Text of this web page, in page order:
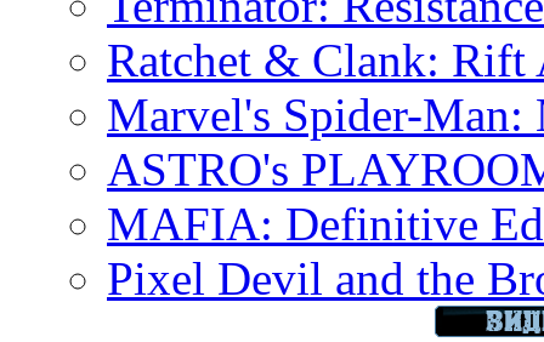
Ratchet & Clank: Rift
Marvel's Spider-Man:
ASTRO's
MAFIA: Definitive
Pixel Devil and the